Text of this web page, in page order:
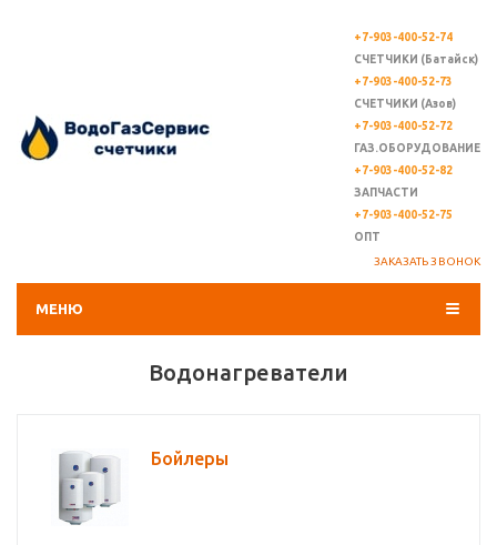
+7-903-400-52-74
СЧЕТЧИКИ (Батайск)
+7-903-400-52-73
СЧЕТЧИКИ (Азов)
+7-903-400-52-72
ГАЗ.ОБОРУДОВАНИЕ
+7-903-400-52-82
ЗАПЧАСТИ
+7-903-400-52-75
ОПТ
ЗАКАЗАТЬ ЗВОНОК
МЕНЮ
Водонагреватели
Бойлеры